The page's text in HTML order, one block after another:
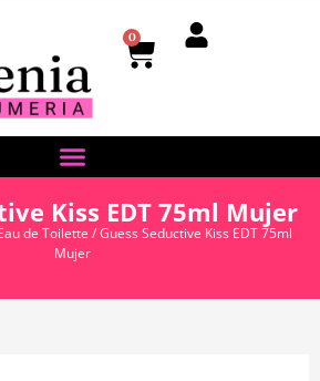
0
Kiss EDT 75ml Mujer
de Toilette / Guess Seductive Kiss EDT 75ml
Mujer